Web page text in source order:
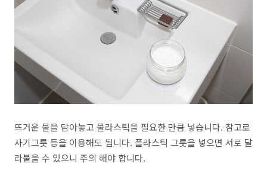
뜨거운 물을 담아놓고 물라스틱을 필요한 만큼 넣습니다. 참고로
사기그릇 등을 이용해도 됩니다. 플라스틱 그릇을 넣으면 서로 달
라붙을 수 있으니 주의 해야 합니다.